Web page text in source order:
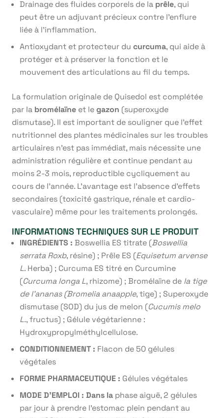
Drainage des fluides corporels de la prêle, qui
peut être un adjuvant précieux contre l’enflure
liée à l’inflammation.
Antioxydant et protecteur du curcuma, qui aide à
protéger et à préserver la fonction et le
mouvement des articulations au fil du temps.
La formulation originale de Quisedol est complétée
par la bromélaïne et legazon (superoxyde
dismutase). Il est important de souligner que l’effet
nutritionnel des plantes médicinales sur les troubles
articulaires n’est pas immédiat, mais nécessite une
administration régulière et continue pendant au
moins 2-3 mois, reproductible cycliquement au
cours de l’année. L’avantage est l’absence d’effets
secondaires (toxicité gastrique, rénale et cardio-
vasculaire) même pour les traitements prolongés.
INFORMATIONS TECHNIQUES SUR LE PRODUIT
INGRÉDIENTS : Boswellia ES titrate (Boswellia
serrata Roxb, résine) ; Prêle ES (Equisetum arvense
L. Herba) ; Curcuma ES titré en Curcumine
(Curcuma longa L, rhizome) ; Bromélaïne de la tige
de l’ananas (Bromelia anaapple, tige) ; Superoxyde
dismutase (SOD) du jus de melon (Cucumis melo
L., fructus) ; Gélule végétarienne :
Hydroxypropylméthylcellulose.
CONDITIONNEMENT : Flacon de 50 gélules
végétales
FORME PHARMACEUTIQUE : Gélules végétales
MODE D’EMPLOI : Dans la phase aiguë, 2 gélules
par jour à prendre l’estomac plein pendant au